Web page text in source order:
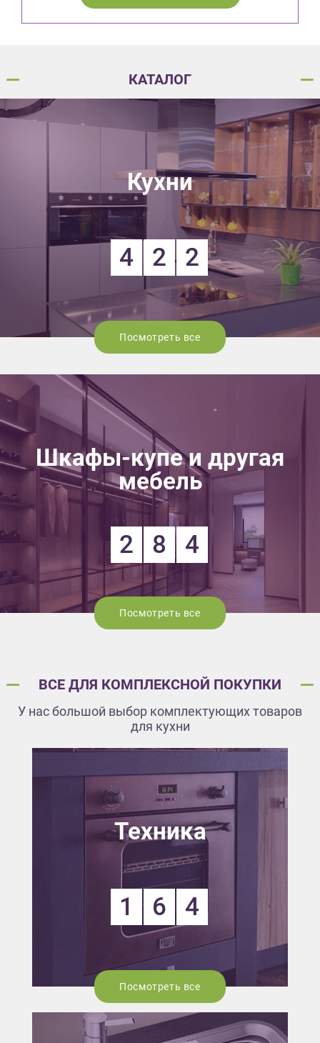
КАТАЛОГ
Кухни
4 2 2
Посмотреть все
Шкафы-купе и другая
мебель
2 8 4
Посмотреть все
ВСЕ ДЛЯ КОМПЛЕКСНОЙ ПОКУПКИ
У нас большой выбор комплектующих товаров
для кухни
Техника
1 6 4
Посмотреть все